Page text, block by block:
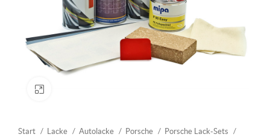
Start Lacke Autolacke Porsche
Porsche Lack-Sets